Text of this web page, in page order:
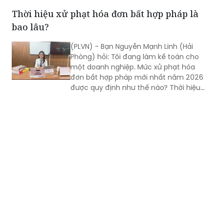
phải hiểu là loại đất gì?
Thời hiệu xử phạt hóa đơn bất hợp pháp là
bao lâu?
(PLVN) - Bạn Nguyễn Mạnh Linh (Hải
Phòng) hỏi: Tôi đang làm kế toán cho
một doanh nghiệp. Mức xử phạt hóa
đơn bất hợp pháp mới nhất năm 2026
được quy định như thế nào? Thời hiệu